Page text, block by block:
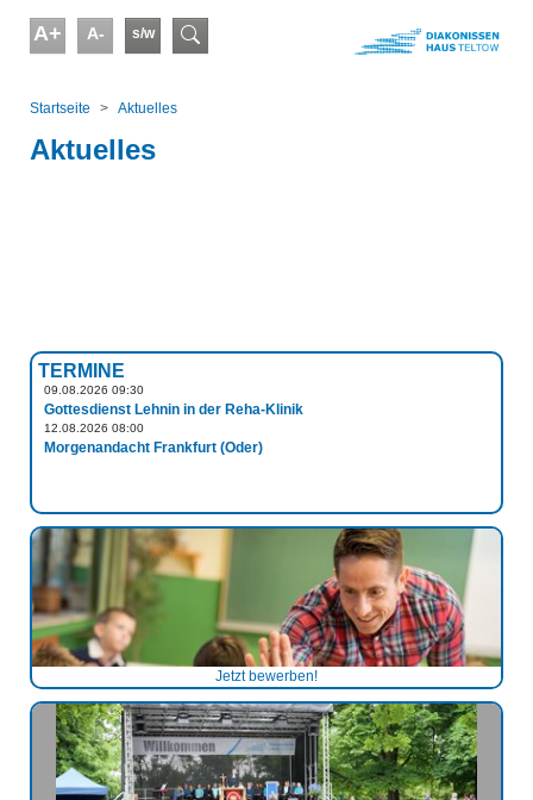
A+ A- s/w Suchformular
Startseite
Aktuelles
Aktuelles
TERMINE
09.08.2026 09:30
Gottesdienst Lehnin in der Reha-Klinik
12.08.2026 08:00
Morgenandacht Frankfurt (Oder)
Jetzt bewerben!